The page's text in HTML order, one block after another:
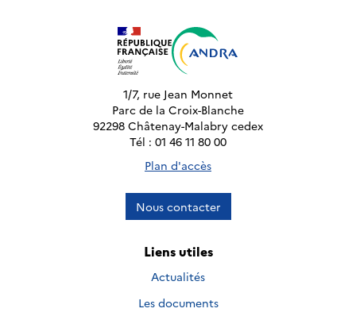
1/7, rue Jean Monnet
Parc de la Croix-Blanche
92298 Châtenay-Malabry cedex
Tél : 01 46 11 80 00
Plan d'accès
Nous contacter
Liens utiles
Actualités
Les documents